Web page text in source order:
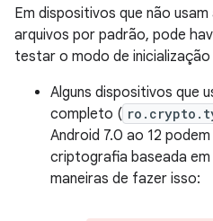
Em dispositivos que não
arquivos por padrão, pode
testar o modo de
Alguns dispositivos que
completo (
Android 7.0 ao 12
criptografia baseada em
maneiras de fazer isso: